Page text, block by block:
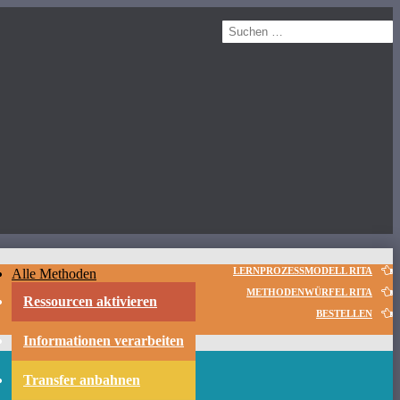
Suchen
nach:
LERNPROZESSMODELL RITA
METHODENWÜRFEL RITA
BESTELLEN
Inhalt springen
Alle Methoden
Ressourcen aktivieren
Informationen verarbeiten
Transfer anbahnen